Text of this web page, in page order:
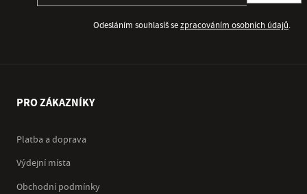
Odesláním souhlasíš sezpracováním osobních údajů.
PRO ZÁKAZNÍKY
Platba a doprava
Výdejní místa
Obchodní podmínky